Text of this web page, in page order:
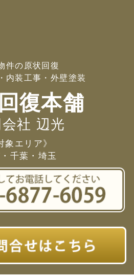
件の原状回復
内装工事・外壁塗装
復本舗
社 辺光
象エリア》
千葉・埼玉